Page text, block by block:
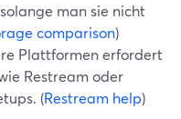
man sie nicht
comparison)
Plattformen erfordert
Restream oder
(Restream help)